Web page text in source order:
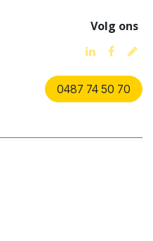
Volg ons
0487 74 50 70